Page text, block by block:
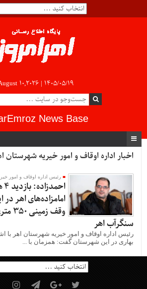
10,2026 | ۱۴۰۵/۰۵/۱۹
News Base
اخبار اداره اوقاف و امور خیریه شهرستان
رئیس اداره اوقاف و امور
امامزاده‌های اهر در
وقف
سنگرآب اهر
رئیس اداره اوقاف و امور خیریه شهرستان اهر با
بهاری در این شهرستان گفت: همزمان با ...